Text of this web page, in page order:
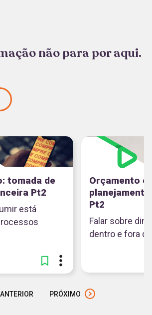
não para por aqui.
tomada de
Pt2
está
Orçamento e
Pt2
Falar sobre
dentro e fora
ANTERIOR PRÓXIMO